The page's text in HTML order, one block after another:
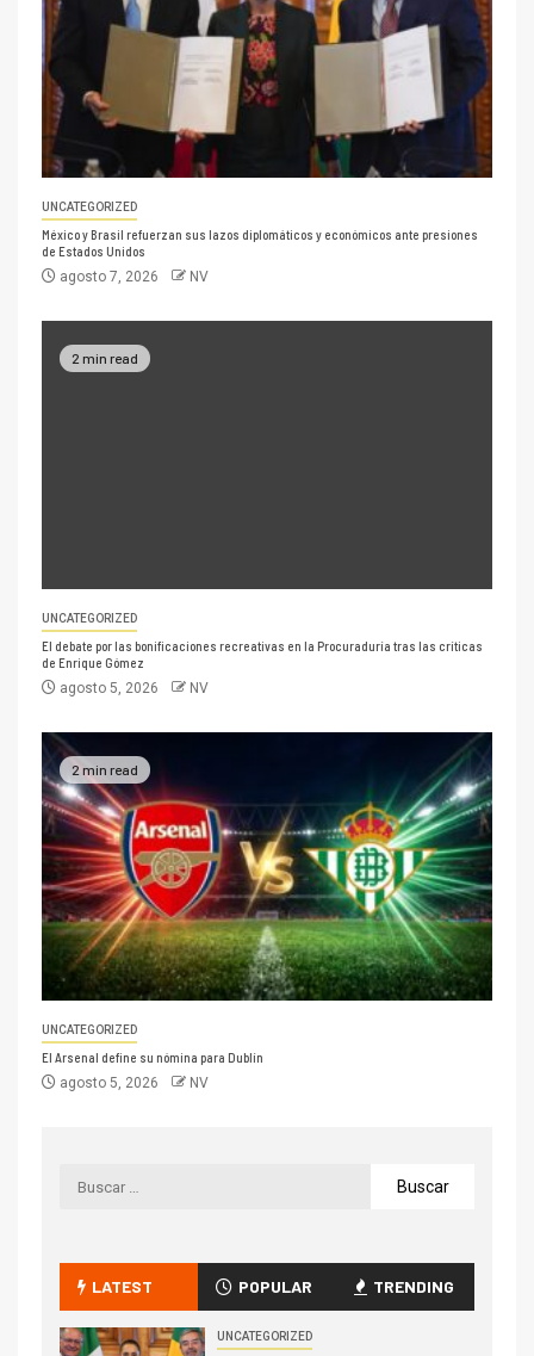
UNCATEGORIZED
México y Brasil refuerzan sus lazos diplomáticos y económicos ante presiones
de Estados Unidos
agosto 7, 2026 NV
2 min read
UNCATEGORIZED
El debate por las bonificaciones recreativas en la Procuraduría tras las críticas
de Enrique Gómez
agosto 5, 2026 NV
2 min read
UNCATEGORIZED
El Arsenal define su nómina para Dublín
agosto 5, 2026 NV
LATEST POPULAR TRENDING
UNCATEGORIZED